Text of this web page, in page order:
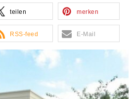
teilen merken
RSS-feed E-Mail